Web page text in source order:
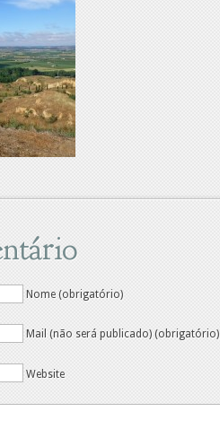
Nome (obrigatório)
Mail (não será publicado) (obrigatório)
Website